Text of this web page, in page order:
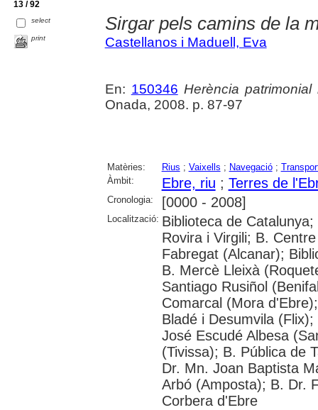
13 / 92
select
print
Sirgar pels camins de la
Castellanos i Maduell, Eva
En: 150346 Herència
Onada, 2008. p. 87-97
Matèries: Rius ; Vaixells ; Navegació;
Àmbit:
Ebre, riu ; Terres de
Cronologia: [0000 - 2008]
Localització: Biblioteca de
Rovira i Virgili; B.
Fabregat (Alcanar);
B. Mercè Lleixà
Santiago Rusiñol
Comarcal (Mora
Bladé i Desumvila
José Escudé Albesa
(Tivissa); B. Pública de
Dr. Mn. Joan Baptista
Arbó (Amposta); B. Dr.
Corbera d'Ebre